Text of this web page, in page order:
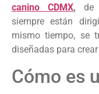
canino CDMX, de
siempre están
mismo tiempo, se
diseñadas para
Cómo es